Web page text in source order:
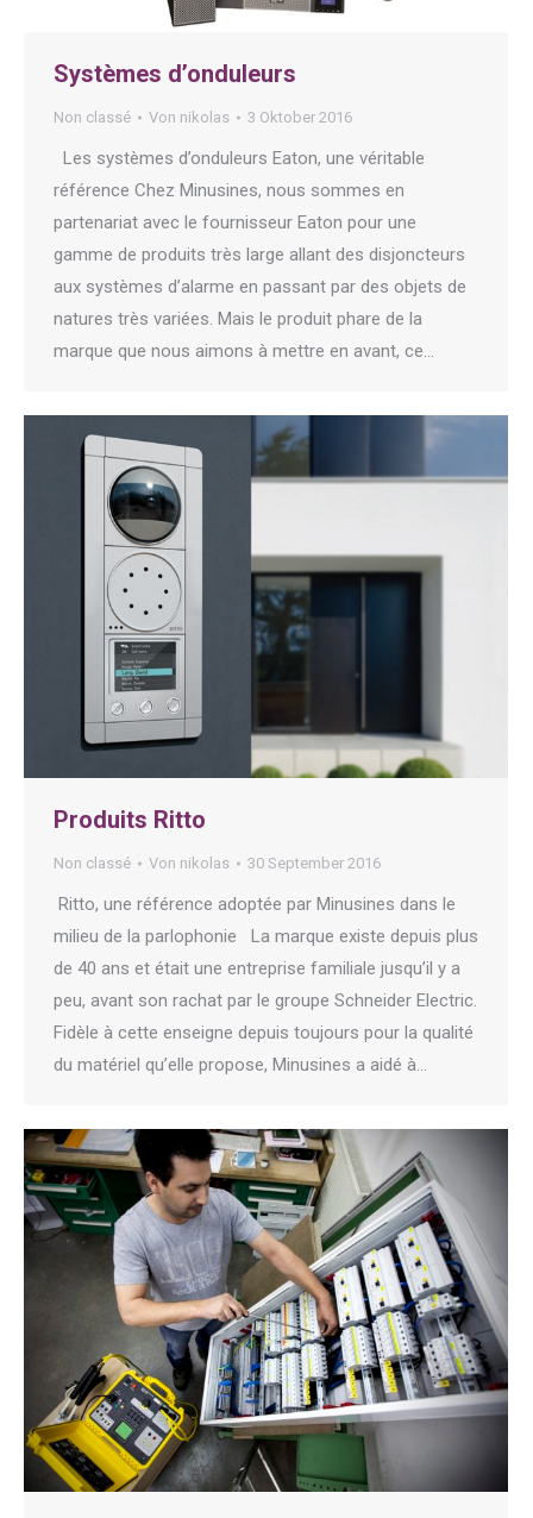
Systèmes d’onduleurs
Non classé Von nikolas 3 Oktober 2016
Les systèmes d’onduleurs Eaton, une véritable
référence Chez Minusines, nous sommes en
partenariat avec le fournisseur Eaton pour une
gamme de produits très large allant des disjoncteurs
aux systèmes d’alarme en passant par des objets de
natures très variées. Mais le produit phare de la
marque que nous aimons à mettre en avant, ce…
Produits Ritto
Non classé Von nikolas 30 September 2016
Ritto, une référence adoptée par Minusines dans le
milieu de la parlophonie La marque existe depuis plus
de 40 ans et était une entreprise familiale jusqu’il y a
peu, avant son rachat par le groupe Schneider Electric.
Fidèle à cette enseigne depuis toujours pour la qualité
du matériel qu’elle propose, Minusines a aidé à…